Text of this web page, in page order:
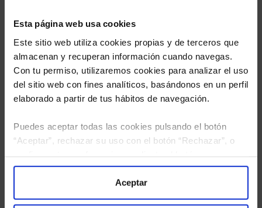
Esta página web usa cookies
Este sitio web utiliza cookies propias y de terceros que
almacenan y recuperan información cuando navegas.
Con tu permiso, utilizaremos cookies para analizar el uso
del sitio web con fines analíticos, basándonos en un perfil
elaborado a partir de tus hábitos de navegación.
Puedes aceptar todas las cookies pulsando el botón
“Aceptar”, rechazar su uso con el botón “Rechazar”, o
“Configuración”. Consulta nuestraPolítica
para más información.
Aceptar
tratamiento de mis datos personales.